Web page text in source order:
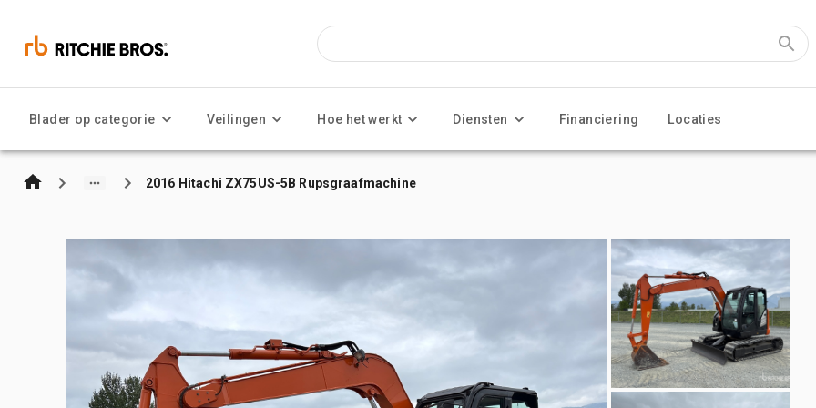
Blader op categorie Veilingen Hoe het werkt Diensten Financiering Locaties
2016 Hitachi ZX75US-5B Rupsgraafmachine